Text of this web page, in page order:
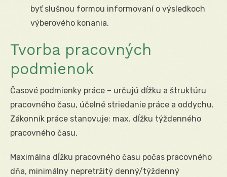
byť slušnou formou informovaní o výsledkoch
výberového konania.
Tvorba pracovných
podmienok
Časové podmienky práce – určujú dĺžku a štruktúru
pracovného času, účelné striedanie práce a oddychu.
Zákonník práce stanovuje: max. dĺžku týždenného
pracovného času,
Maximálna dĺžku pracovného času počas pracovného
dňa, minimálny nepretržitý denný/týždenný